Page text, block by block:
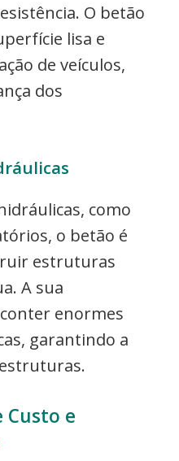
O betão
lisa e
de veículos,
dos
como
o betão é
estruturas
A sua
enormes
garantindo a
Custo e